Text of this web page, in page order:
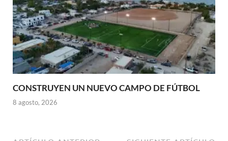
CONSTRUYEN UN NUEVO CAMPO DE FÚTBOL
8 agosto, 2026